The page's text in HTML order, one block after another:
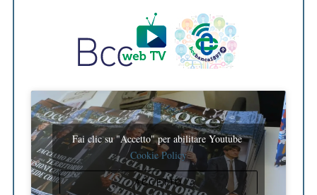
Fai clic su "Accetto" per abilitare Youtube
Cookie Policy
ACCETTO